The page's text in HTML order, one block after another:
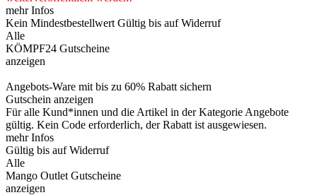
mehr Infos
Kein Mindestbestellwert Gültig bis auf Widerruf
Alle
KÖMPF24 Gutscheine
anzeigen
Angebots-Ware mit bis zu 60% Rabatt sichern
Gutschein anzeigen
Für alle Kund*innen und die Artikel in der Kategorie Angebote
gültig. Kein Code erforderlich, der Rabatt ist ausgewiesen.
mehr Infos
Gültig bis auf Widerruf
Alle
Mango Outlet Gutscheine
anzeigen